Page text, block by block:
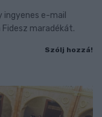
ingyenes e-mail
maradékát.
Szólj hozzá!